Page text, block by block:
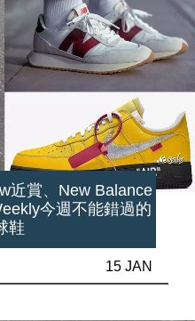
近賞、New Balance
今週不能錯過的
鞋
15 JAN